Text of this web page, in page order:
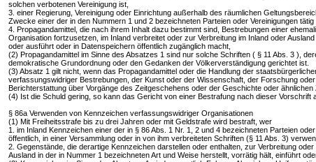
solchen verbotenen Vereinigung ist,
3. einer Regierung, Vereinigung oder Einrichtung außerhalb des räumlichen
Zwecke einer der in den Nummern 1 und 2 bezeichneten Parteien oder Vereinigungen tätig
4. Propagandamittel, die nach ihrem Inhalt dazu bestimmt sind, Bestrebungen einer
Organisation fortzusetzen, im Inland verbreitet oder zur Verbreitung im Inland oder
oder ausführt oder in Datenspeichern öffentlich zugänglich macht,
(2) Propagandamittel im Sinne des Absatzes 1 sind nur solche Schriften ( § 11 Abs. 3 ),
demokratische Grundordnung oder den Gedanken der Völkerverständigung gerichtet ist.
(3) Absatz 1 gilt nicht, wenn das Propagandamittel oder die Handlung der
verfassungswidriger Bestrebungen, der Kunst oder der Wissenschaft, der Forschung
Berichterstattung über Vorgänge des Zeitgeschehens oder der Geschichte oder ähnlichen
(4) Ist die Schuld gering, so kann das Gericht von einer Bestrafung nach dieser Vorschrift
§ 86a Verwenden von Kennzeichen verfassungswidriger Organisationen
(1) Mit Freiheitsstrafe bis zu drei Jahren oder mit Geldstrafe wird bestraft, wer
1. im Inland Kennzeichen einer der in § 86 Abs. 1 Nr. 1, 2 und 4 bezeichneten Parteien
öffentlich, in einer Versammlung oder in von ihm verbreiteten Schriften (§ 11 Abs. 3)
2. Gegenstände, die derartige Kennzeichen darstellen oder enthalten, zur Verbreitung
Ausland in der in Nummer 1 bezeichneten Art und Weise herstellt, vorrätig hält, einführt